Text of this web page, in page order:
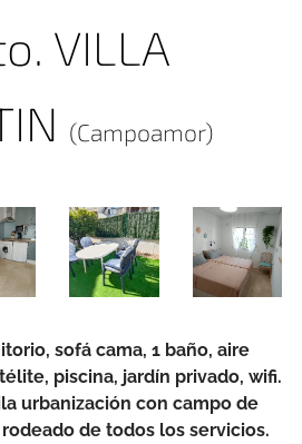
VILLA
(Campoamor)
sofá cama, 1 baño, aire
piscina, jardín privado, wifi.
urbanización con campo de
de todos los servicios.